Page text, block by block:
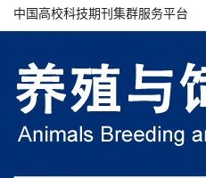
中国高校科技期刊集群服务平台